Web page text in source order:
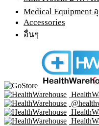
Medical
Accessories
อื่นๆ